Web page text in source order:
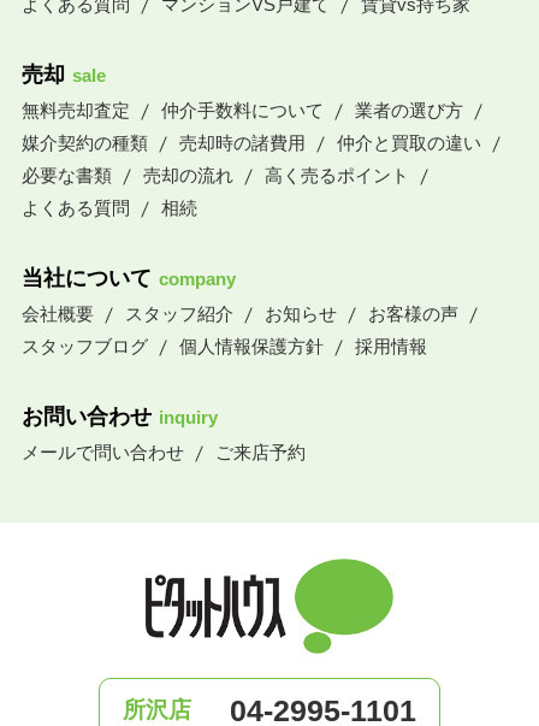
よくある質問
マンションVS戸建て 賃貸vs持ち家
売却 sale
無料売却査定
仲介手数料について
業者の選び方
媒介契約の種類
売却時の諸費用
仲介と買取の違い
必要な書類
売却の流れ
高く売るポイント
よくある質問
相続
当社について company
会社概要
スタッフ紹介 お知らせ
お客様の声
スタッフブログ
個人情報保護方針 採用情報
お問い合わせ inquiry
メールで問い合わせ
ご来店予約
所沢店 04-2995-1101